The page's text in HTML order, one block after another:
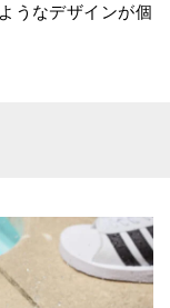
うなデザインが個